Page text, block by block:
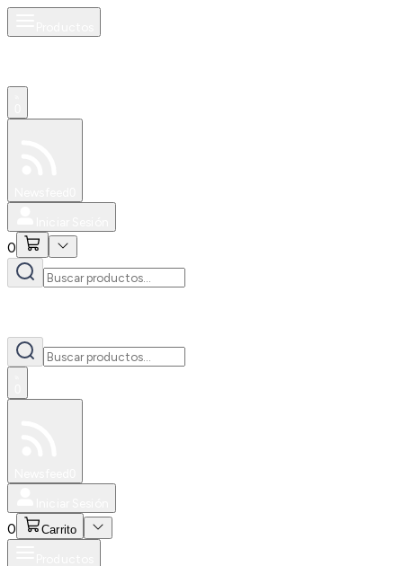
0
0 Carrito